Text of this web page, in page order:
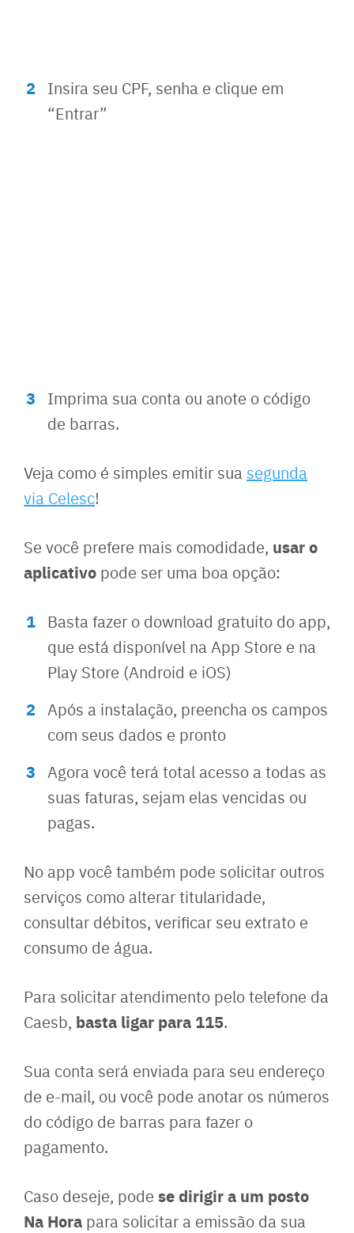
Insira seu CPF, senha e clique em
“Entrar”
Imprima sua conta ou anote o código
de barras.
Veja como é simples emitir sua segunda
via Celesc!
Se você prefere mais comodidade, usar o
aplicativo pode ser uma boa opção:
Basta fazer o download gratuito do app,
que está disponível na App Store e na
Play Store (Android e iOS)
Após a instalação, preencha os campos
com seus dados e pronto
Agora você terá total acesso a todas as
suas faturas, sejam elas vencidas ou
pagas.
No app você também pode solicitar outros
serviços como alterar titularidade,
consultar débitos, verificar seu extrato e
consumo de água.
Para solicitar atendimento pelo telefone da
Caesb, basta ligar para 115.
Sua conta será enviada para seu endereço
de e-mail, ou você pode anotar os números
do código de barras para fazer o
pagamento.
Caso deseje, pode se dirigir a um posto
Na Hora para solicitar a emissão da sua